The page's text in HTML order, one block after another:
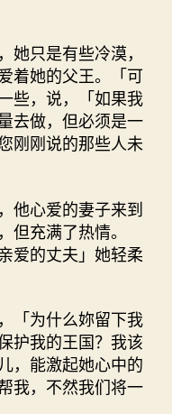
她只是有些冷漠，
着她的父王。「可
些，说，「如果我
去做，但必须是一
刚刚说的那些人未
他心爱的妻子来到
但充满了热情。
爱的丈夫」她轻柔
「为什么妳留下我
护我的王国？我该
，能激起她心中的
我，不然我们将一